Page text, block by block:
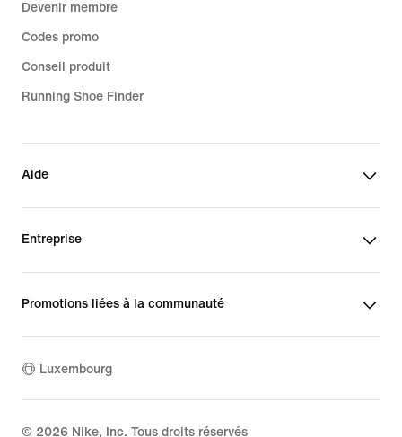
Devenir membre
Codes promo
Conseil produit
Running Shoe Finder
Aide
Entreprise
Promotions liées à la communauté
Luxembourg
© 2026 Nike, Inc. Tous droits réservés